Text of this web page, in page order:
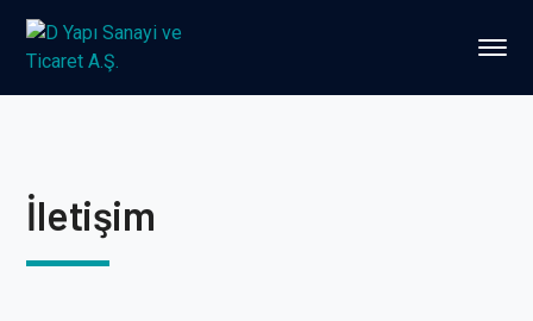
İletişim